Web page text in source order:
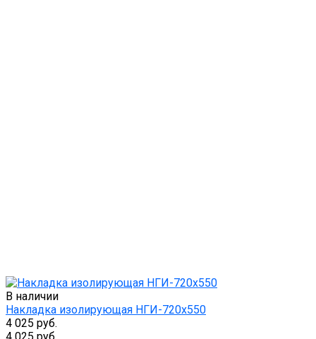
В наличии
Накладка изолирующая НГИ-720х550
4 025 руб.